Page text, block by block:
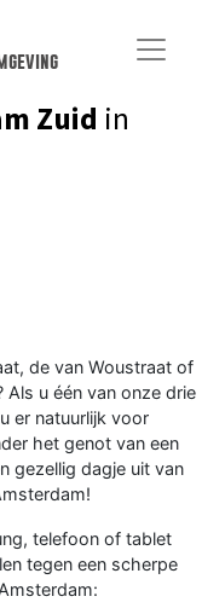
Zuid in
de van Woustraat of
u één van onze drie
er natuurlijk voor
het genot van een
gezellig dagje uit van
, telefoon of tablet
tegen een scherpe